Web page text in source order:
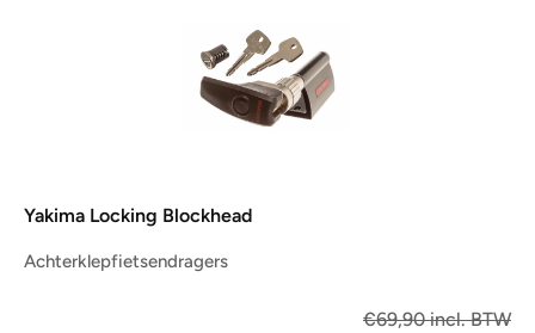
Yakima Locking Blockhead
Achterklepfietsendragers
€69,90 incl. BTW